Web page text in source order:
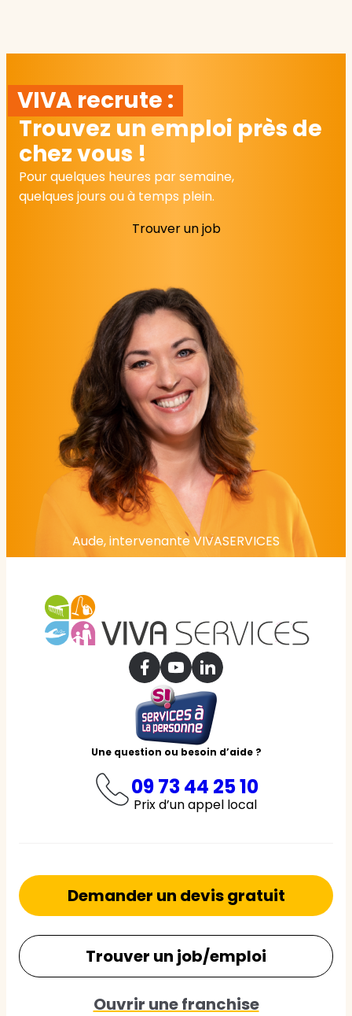
VIVA recrute :
Trouvez un emploi près de
chez vous !
Pour quelques heures par semaine,
quelques jours ou à temps plein.
Trouver un job
Aude, intervenante VIVASERVICES
Une question ou besoin d’aide ?
09 73 44 25 10
Prix d’un appel local
Demander un devis gratuit
Trouver un job/emploi
Ouvrir une franchise